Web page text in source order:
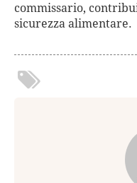
commissario,
sicurezza alimentare.